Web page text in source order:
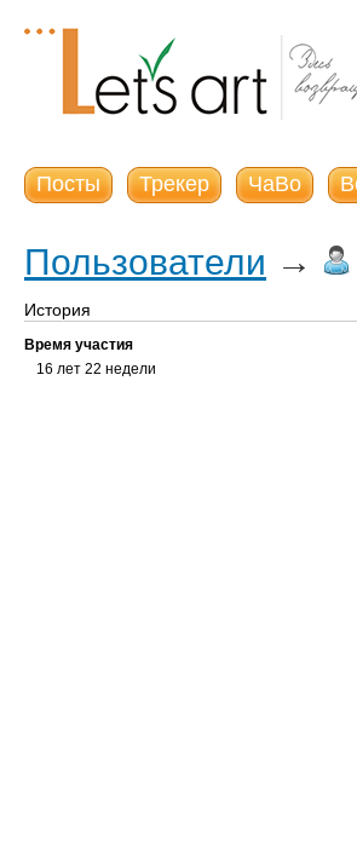
Посты Трекер ЧаВо
Пользователи →
История
Время участия
16 лет 22 недели